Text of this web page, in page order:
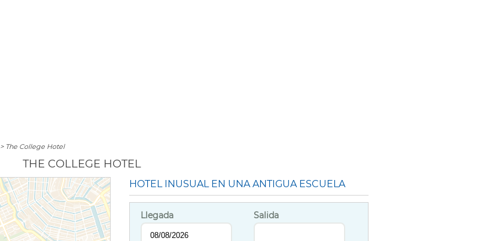
> The College Hotel
THE COLLEGE HOTEL
HOTEL INUSUAL EN UNA ANTIGUA ESCUELA
Llegada Salida